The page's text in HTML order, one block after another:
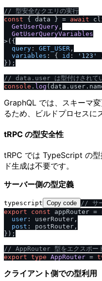
/ / 型安全なクエリの実行
const { data } = await
GetUserQuery ,
GetUserQueryVariables
>({
query : GET_USER ,
variables : { id : '123'
});
/ / data.user は型付けされて
console . log (data. user .
GraphQL では、スキーマ
るため、ビルドプロセスに
tRPC の型安全性
tRPC では TypeScript の
ド生成は不要です。
サーバー側の型定義
typescript Copy code // サ
export
const appRouter =
user : userRouter,
post : postRouter,
});
// AppRouter 型をエクスポー
export type AppRouter =
クライアント側での型利用